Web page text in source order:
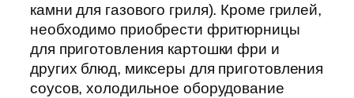
камни для газового гриля). Кроме грилей,
необходимо приобрести фритюрницы
для приготовления картошки фри и
других блюд, миксеры для приготовления
соусов, холодильное оборудование